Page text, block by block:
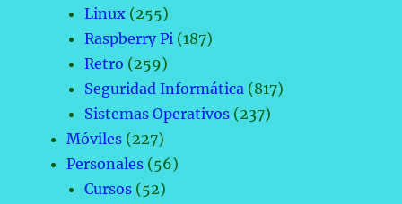
Linux (255)
Raspberry Pi (187)
Retro (259)
Seguridad Informática (817)
Sistemas Operativos (237)
Móviles (227)
Personales (56)
Cursos (52)